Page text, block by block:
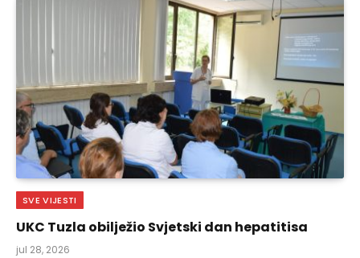
SVE VIJESTI
UKC Tuzla obilježio Svjetski dan hepatitisa
jul 28, 2026